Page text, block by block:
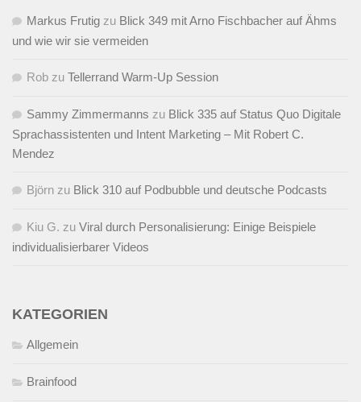
Markus Frutig zu Blick 349 mit Arno Fischbacher auf Ähms
und wie wir sie vermeiden
Rob zu Tellerrand Warm-Up Session
Sammy Zimmermanns zu Blick 335 auf Status Quo Digitale
Sprachassistenten und Intent Marketing – Mit Robert C.
Mendez
Björn zu Blick 310 auf Podbubble und deutsche Podcasts
Kiu G. zu Viral durch Personalisierung: Einige Beispiele
individualisierbarer Videos
KATEGORIEN
Allgemein
Brainfood